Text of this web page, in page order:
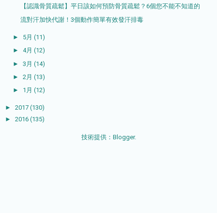
【認識骨質疏鬆】平日該如何預防骨質疏鬆？6個您不能不知道的
流對汗加快代謝！3個動作簡單有效發汗排毒
► 5月 (11)
► 4月 (12)
► 3月 (14)
► 2月 (13)
► 1月 (12)
► 2017 (130)
► 2016 (135)
技術提供： Blogger.